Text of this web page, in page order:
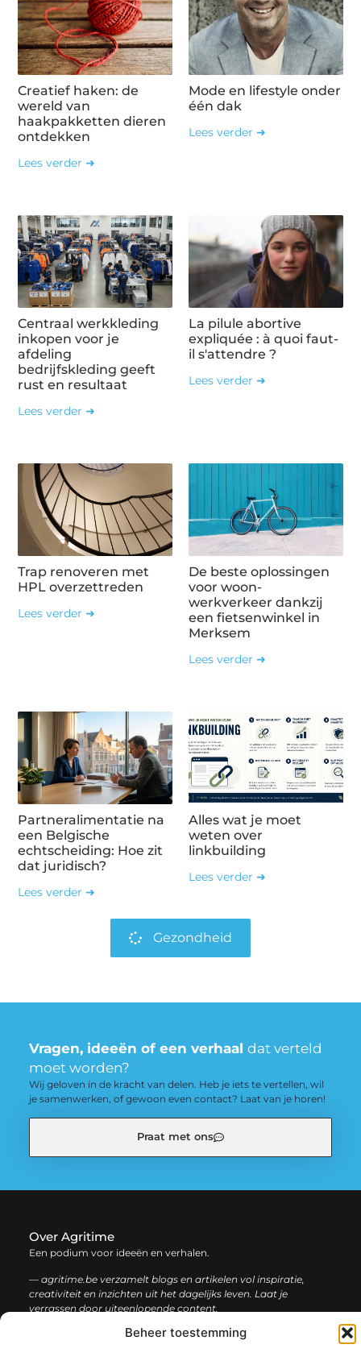
Beheer toestemming
Creatief haken: de
wereld van
haakpakketten dieren
ontdekken
Lees verder ➜
Mode en lifestyle onder
één dak
Lees verder ➜
Centraal werkkleding
inkopen voor je
afdeling
bedrijfskleding geeft
rust en resultaat
Lees verder ➜
La pilule abortive
expliquée : à quoi faut-
il s'attendre ?
Lees verder ➜
Trap renoveren met
HPL overzettreden
Lees verder ➜
De beste oplossingen
voor woon-
werkverkeer dankzij
een fietsenwinkel in
Merksem
Lees verder ➜
Partneralimentatie na
een Belgische
echtscheiding: Hoe zit
dat juridisch?
Lees verder ➜
Alles wat je moet
weten over
linkbuilding
Lees verder ➜
Gezondheid
Vragen, ideeën of een verhaal dat verteld
moet worden?
Wij geloven in de kracht van delen. Heb je iets te vertellen, wil
je samenwerken, of gewoon even contact? Laat van je horen!
Praat met ons
Over Agritime
Een podium voor ideeën en verhalen.
— agritime.be verzamelt blogs en artikelen vol inspiratie,
creativiteit en inzichten uit het dagelijks leven. Laat je
verrassen door uiteenlopende content.